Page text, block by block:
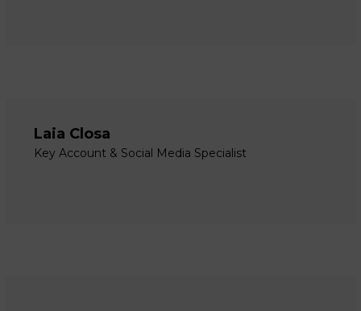
Laia Closa
Key Account & Social Media Specialist